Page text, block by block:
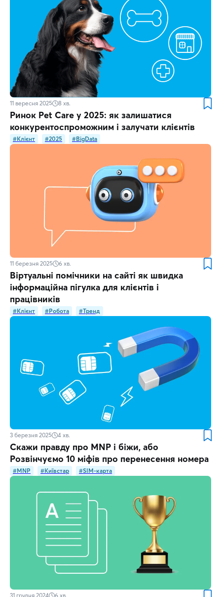
11 вересня 2025 8 хв.
Ринок Pet Care у 2025: як залишатися
конкурентоспроможним і залучати клієнтів
#Клієнт #2025 #BigData
11 березня 2025 6 хв.
Віртуальні помічники на сайті як швидка
інформаційна пігулка для клієнтів і
працівників
#Клієнт #Робота #Тренд
3 березня 2025 4 хв.
Скажи правду про MNP і біжи, або
Розвінчуємо 10 міфів про перенесення номера
#MNP #Київстар #SIM-карта
31 грудня 2024 6 хв.